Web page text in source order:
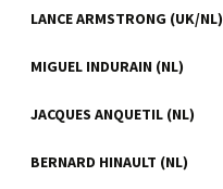
LANCE ARMSTRONG (UK/NL)
MIGUEL INDURAIN (NL)
JACQUES ANQUETIL (NL)
BERNARD HINAULT (NL)